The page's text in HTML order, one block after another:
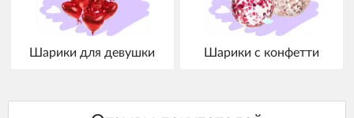
Шарики для девушки Шарики с конфетти